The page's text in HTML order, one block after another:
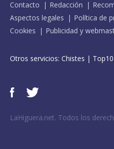
Contacto Redacción
Aspectos legales
Política de
Cookies
Publicidad y
Otros servicios: Chistes |
LaHiguera.net. Todos los